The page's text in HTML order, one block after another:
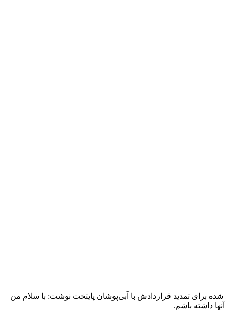
برای تمدید قراردادش با آبی‌پوشان پایتخت نوشت: با سلام من
داشته باشم.